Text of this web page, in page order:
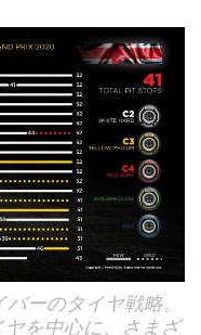
ーのタイヤ戦略。
を中心に、さまざ